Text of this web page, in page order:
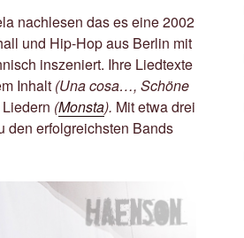
nachlesen das es eine 2002
und Hip-Hop aus Berlin mit
inszeniert. Ihre Liedtexte
Inhalt (Una cosa…, Schöne
(Monsta). Mit etwa drei
den erfolgreichsten Bands